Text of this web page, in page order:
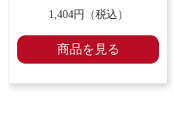
1,404円（税込）
商品を見る